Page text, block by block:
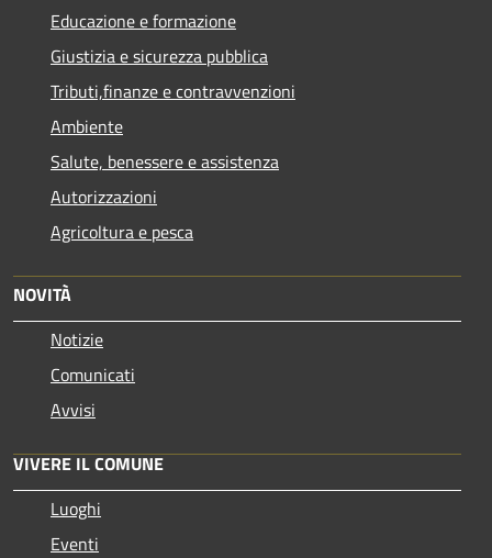
Educazione e formazione
Giustizia e sicurezza pubblica
Tributi,finanze e contravvenzioni
Ambiente
Salute, benessere e assistenza
Autorizzazioni
Agricoltura e pesca
NOVITÀ
Notizie
Comunicati
Avvisi
VIVERE IL COMUNE
Luoghi
Eventi